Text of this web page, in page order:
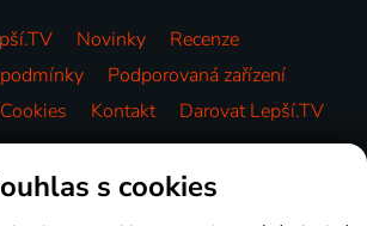
Novinky
Recenze
Podporovaná zařízení
Cookies Kontakt Darovat Lepší.TV
Videotéka
s cookies